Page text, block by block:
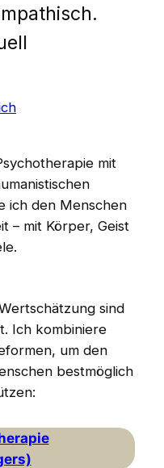
mit
ich den Menschen
– mit Körper, Geist
sind
Ich kombiniere
um den
bestmöglich